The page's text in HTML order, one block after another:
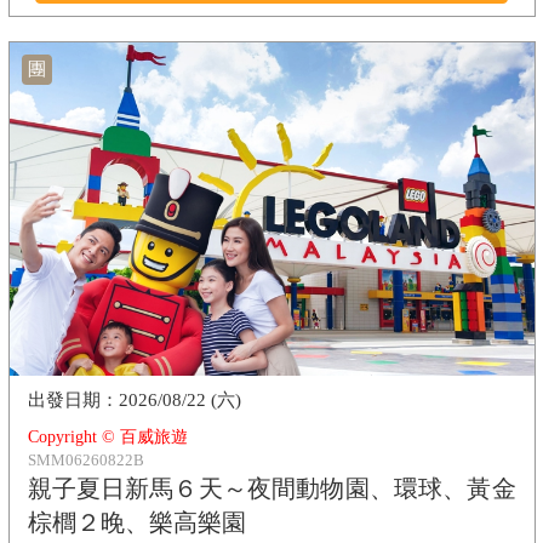
團
Copyright © 百威旅遊
SMM06260822B
親子夏日新馬６天～夜間動物園、環球、黃金
棕櫚２晚、樂高樂園
2026/08/22 (六)